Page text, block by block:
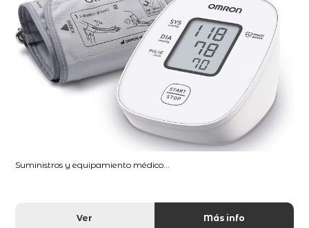
Suministros y equipamiento médico...
Ver Más info